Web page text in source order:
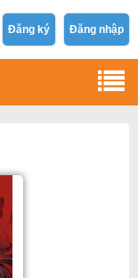
Đăng ký Đăng nhập